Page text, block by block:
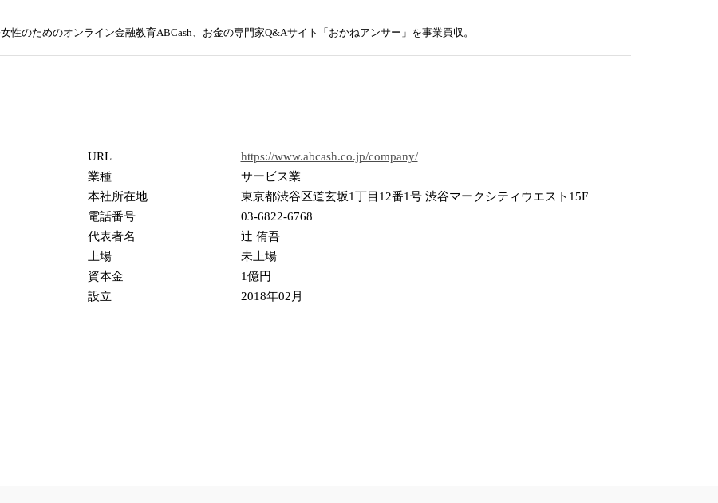
女性のためのオンライン金融教育ABCash、お金の専門家Q&Aサイト「おかねアンサー」を事業買収。
URL
https://www.abcash.co.jp/company/
業種
サービス業
本社所在地
東京都渋谷区道玄坂1丁目12番1号 渋谷マークシティウエスト15F
電話番号
03-6822-6768
代表者名
辻 侑吾
上場
未上場
資本金
1億円
設立
2018年02月